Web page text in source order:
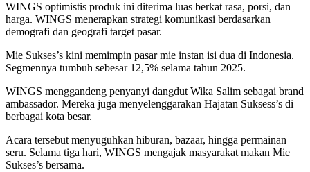
WINGS optimistis produk ini diterima luas berkat rasa, porsi, dan
harga. WINGS menerapkan strategi komunikasi berdasarkan
demografi dan geografi target pasar.
Mie Sukses’s kini memimpin pasar mie instan isi dua di Indonesia.
Segmennya tumbuh sebesar 12,5% selama tahun 2025.
WINGS menggandeng penyanyi dangdut Wika Salim sebagai brand
ambassador. Mereka juga menyelenggarakan Hajatan Suksess’s di
berbagai kota besar.
Acara tersebut menyuguhkan hiburan, bazaar, hingga permainan
seru. Selama tiga hari, WINGS mengajak masyarakat makan Mie
Sukses’s bersama.